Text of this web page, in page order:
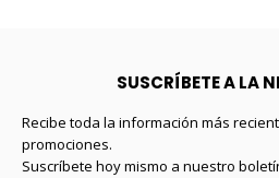
SUSCRÍBETE A LA
Recibe toda la información más
promociones.
Suscríbete hoy mismo a nuestro